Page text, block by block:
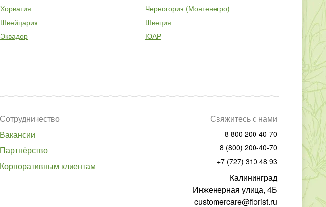
Хорватия
Черногория (Монтенегро)
Швейцария
Швеция
Эквадор
ЮАР
Сотрудничество
Вакансии
Партнёрство
Корпоративным клиентам
Свяжитесь с нами
8 800 200-40-70
8 (800) 200-40-70
+7 (727) 310 48 93
Калининград
Инженерная улица, 4Б
customercare@florist.ru